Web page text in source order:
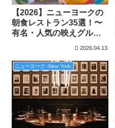
【2026】ニューヨークの
朝食レストラン35選！〜
有名・人気の映えグルメ
2026.04.13
ニューヨーク -New York-